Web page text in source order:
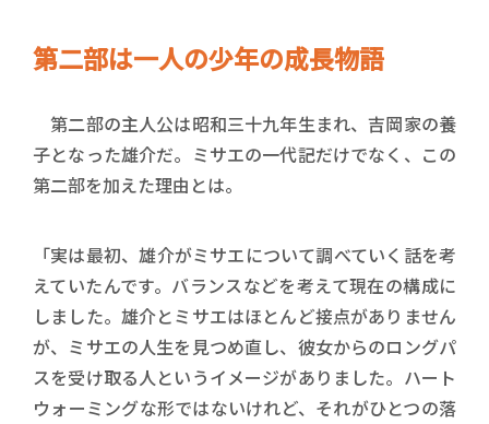
第二部は一人の少年の成長物語
第二部の主人公は昭和三十九年生まれ、吉岡家の養
子となった雄介だ。ミサエの一代記だけでなく、この
第二部を加えた理由とは。
「実は最初、雄介がミサエについて調べていく話を考
えていたんです。バランスなどを考えて現在の構成に
しました。雄介とミサエはほとんど接点がありません
が、ミサエの人生を見つめ直し、彼女からのロングパ
スを受け取る人というイメージがありました。ハート
ウォーミングな形ではないけれど、それがひとつの落